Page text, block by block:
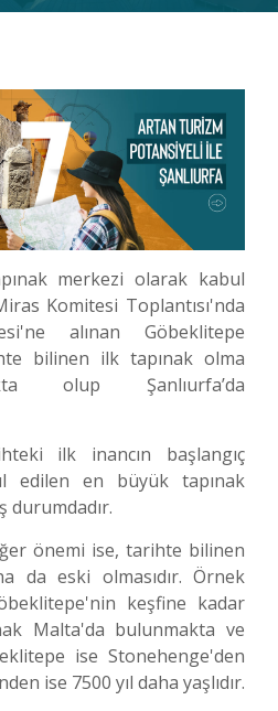
Medya Merkezi
Yatırım Haritası
İletişim
merkezi olarak kabul
Komitesi Toplantısı'nda
alınan Göbeklitepe
bilinen ilk tapınak olma
olup Şanlıurfa’da
ilk inancın başlangıç
edilen en büyük tapınak
durumdadır.
önemi ise, tarihte bilinen
da eski olmasıdır. Örnek
keşfine kadar
Malta'da bulunmakta ve
ise Stonehenge'den
ise 7500 yıl daha yaşlıdır.